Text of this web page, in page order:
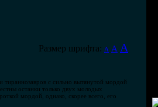
Размер шрифта: A A A
с сильно вытянутой мордой
останки только двух молодых
мордой, однако, скорее всего, его